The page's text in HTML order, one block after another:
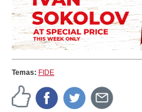
Temas: FIDE